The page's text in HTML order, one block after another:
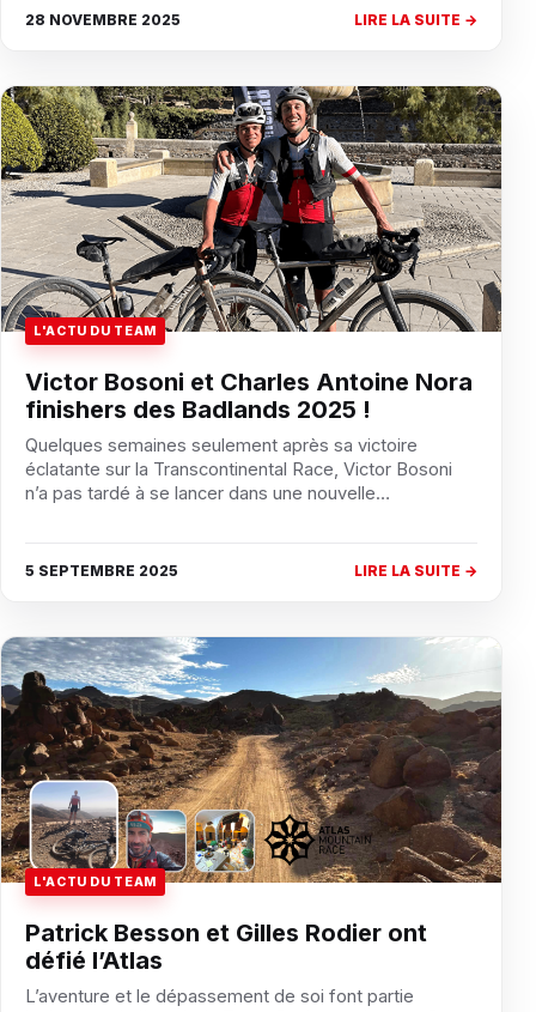
28 NOVEMBRE 2025 LIRE LA SUITE →
L'ACTU DU TEAM
Victor Bosoni et Charles Antoine Nora
finishers des Badlands 2025 !
Quelques semaines seulement après sa victoire
éclatante sur la Transcontinental Race, Victor Bosoni
n’a pas tardé à se lancer dans une nouvelle…
5 SEPTEMBRE 2025 LIRE LA SUITE →
L'ACTU DU TEAM
Patrick Besson et Gilles Rodier ont
défié l’Atlas
L’aventure et le dépassement de soi font partie